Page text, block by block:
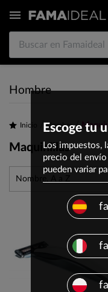

Hombre
Inicio Hombre
Maquinillas
Nombre, A a Z
Escoge tu
Los impuestos,
precio del
pueden variar